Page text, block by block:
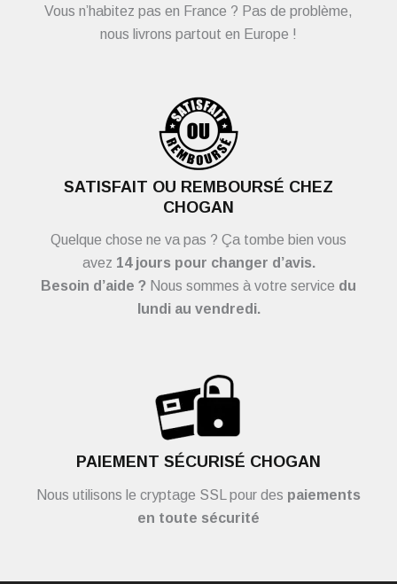
Vous n’habitez pas en France ? Pas de problème,
nous livrons partout en Europe !
SATISFAIT OU REMBOURSÉ CHEZ
CHOGAN
Quelque chose ne va pas ? Ça tombe bien vous
avez 14 jours pour changer d’avis.
Besoin d’aide ? Nous sommes à votre service du
lundi au vendredi.
PAIEMENT SÉCURISÉ CHOGAN
Nous utilisons le cryptage SSL pour des paiements
en toute sécurité